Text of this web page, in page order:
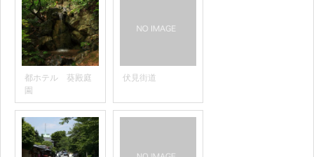
都ホテル 葵殿庭
園
伏見街道